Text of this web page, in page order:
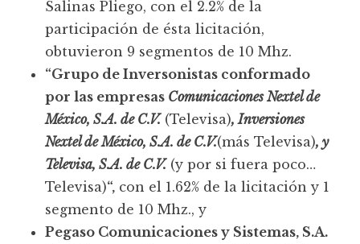
Salinas Pliego, con el 2.2% de la
participación de ésta licitación,
obtuvieron 9 segmentos de 10 Mhz.
“Grupo de Inversonistas conformado
por las empresas Comunicaciones Nextel de
México, S.A. de C.V.(Televisa), Inversiones
Nextel de México, S.A. de C.V.(más Televisa), y
Televisa, S.A. de C.V.(y por si fuera poco…
Televisa)“, con el 1.62% de la licitación y 1
segmento de 10 Mhz., y
Pegaso Comunicaciones y Sistemas, S.A.